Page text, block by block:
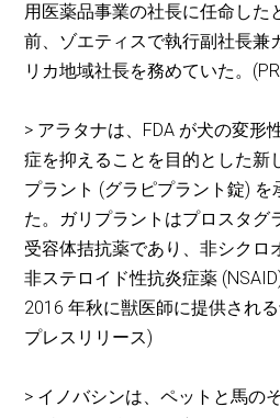
用医薬品事業の社長に任命した
前、ゾエティスで執行副社長兼
リカ地域社長を務めていた。
> アラタナは、FDA が犬の変形
症を抑えることを目的とした新
プラント (グラピプラント錠) を
た。ガリプラントはプロスタグ
受容体拮抗薬であり、非シクロ
非ステロイド性抗炎症薬
2016 年秋に獣医師に提供され
プレスリリース)
> イノバシンは、ペットと馬の